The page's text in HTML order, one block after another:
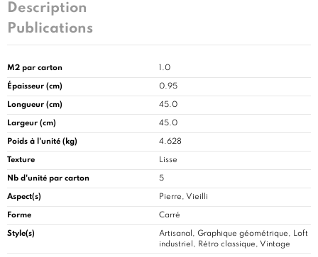
Description
Publications
M2 par carton 1.0
Épaisseur (cm) 0.95
Longueur (cm) 45.0
Largeur (cm) 45.0
Poids à l'unité (kg) 4.628
Texture Lisse
Nb d'unité par carton 5
Aspect(s) Pierre, Vieilli
Forme Carré
Style(s)
Artisanal, Graphique géométrique, Loft
industriel, Rétro classique, Vintage